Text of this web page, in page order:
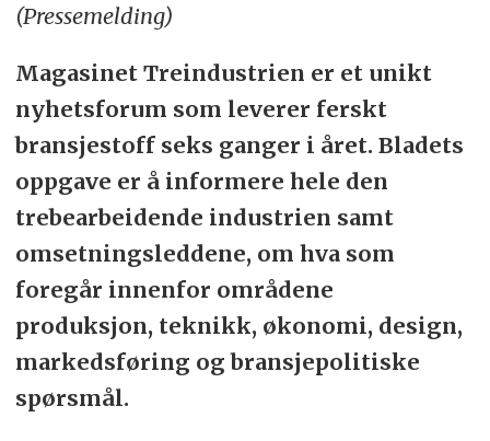
(Pressemelding)
Magasinet Treindustrien er et unikt
nyhetsforum som leverer ferskt
bransjestoff seks ganger i året. Bladets
oppgave er å informere hele den
trebearbeidende industrien samt
omsetningsleddene, om hva som
foregår innenfor områdene
produksjon, teknikk, økonomi, design,
markedsføring og bransjepolitiske
spørsmål.